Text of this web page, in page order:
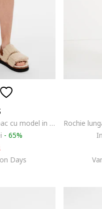
Pantaloni scurti de bumbac cu model in dungi, Alb/Roz
- 65%
Days